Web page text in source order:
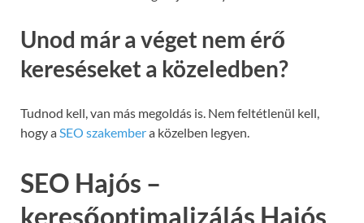
Unod már a véget nem érő
kereséseket a közeledben?
Tudnod kell, van más megoldás is. Nem feltétlenül kell,
hogy aSEO szakembera közelben legyen.
SEO Hajós –
keresőoptimalizálás Hajós